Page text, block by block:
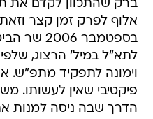
ברק שהתכוון לקדם את
אלוף לפרק זמן קצר
בספטמבר
לתא"ל במיל' הרצוג,
וימונה לתפקיד מתפ"ש.
פיקטיבי שאין לעשותו.
הדרך שבה ניסה למנות